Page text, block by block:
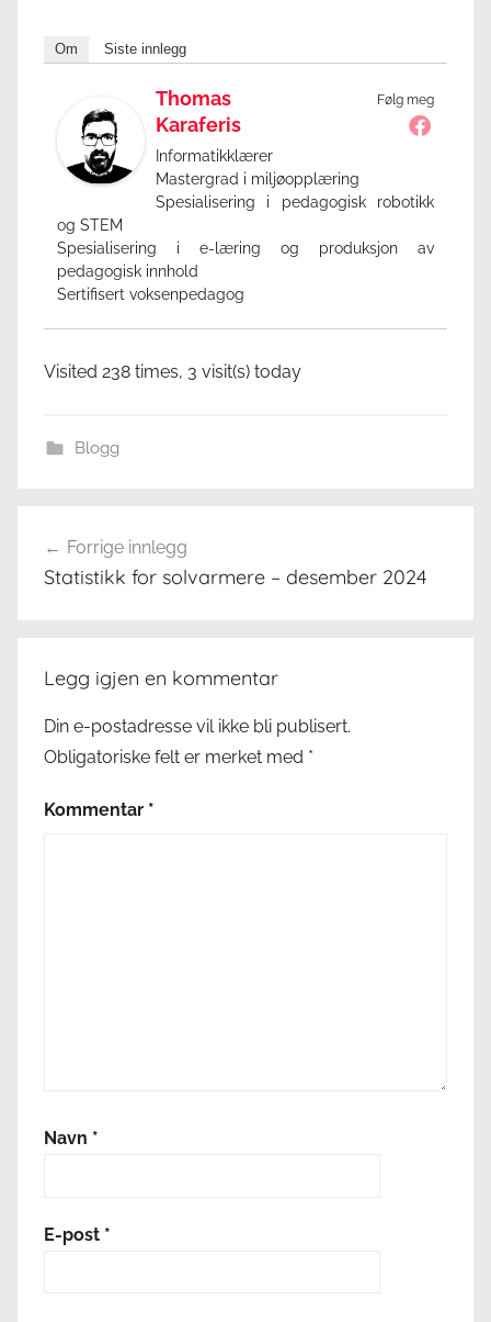
Om Siste innlegg
Følg meg
Thomas
Karaferis
Informatikklærer
Mastergrad i miljøopplæring
Spesialisering i pedagogisk robotikk
og STEM
Spesialisering i e-læring og produksjon av
pedagogisk innhold
Sertifisert voksenpedagog
Visited 238 times, 3 visit(s) today
Blogg
Forrige innlegg
Statistikk for solvarmere – desember 2024
Legg igjen en kommentar
Din e-postadresse vil ikke bli publisert.
Obligatoriske felt er merket med *
Kommentar *
Navn *
E-post *